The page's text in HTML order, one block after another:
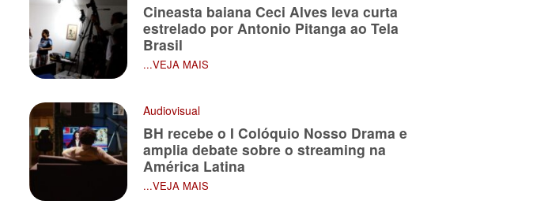
Cineasta baiana Ceci Alves leva curta
estrelado por Antonio Pitanga ao Tela
Brasil
...VEJA MAIS
Audiovisual
BH recebe o I Colóquio Nosso Drama e
amplia debate sobre o streaming na
América Latina
...VEJA MAIS